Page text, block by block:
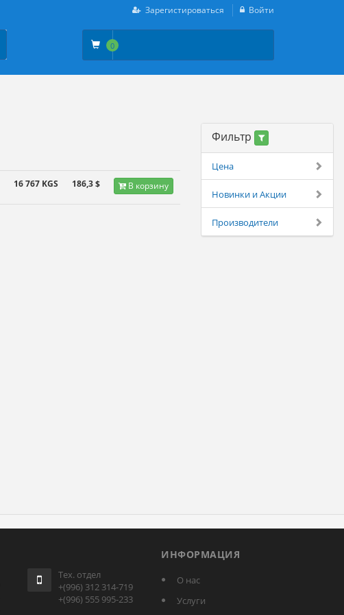
Зарегистироваться Войти
0
В корзину
186,3 $
16 767 KGS
Фильтр
Цена
Новинки и Акции
Производители
Тех. отдел
+(996) 312 314-719
+(996) 555 995-233
ИНФОРМАЦИЯ
О нас
Услуги